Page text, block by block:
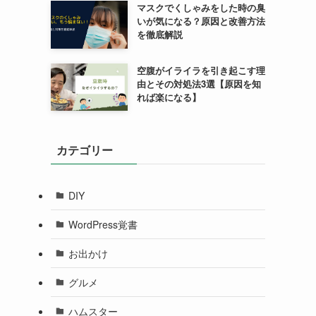
マスクでくしゃみをした時の臭
いが気になる？原因と改善方法
を徹底解説
空腹がイライラを引き起こす理
由とその対処法3選【原因を知
れば楽になる】
カテゴリー
DIY
WordPress覚書
お出かけ
グルメ
ハムスター